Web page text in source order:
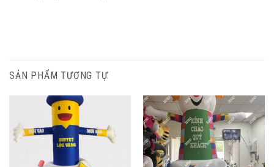
SẢN PHẨM TƯƠNG TỰ